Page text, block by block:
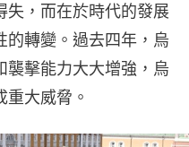
失，而在於時代的發展
的轉變。過去四年，烏
襲擊能力大大增強，烏
大威脅。